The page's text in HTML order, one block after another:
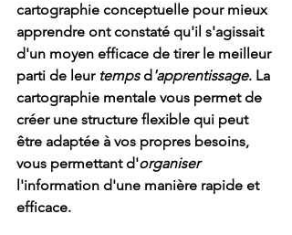
cartographie conceptuelle pour mieux
apprendre ont constaté qu'il s'agissait
d'un moyen efficace de tirer le meilleur
parti de leur temps d 'apprentissage. La
cartographie mentale vous permet de
créer une structure flexible qui peut
être adaptée à vos propres besoins,
vous permettant d'organiser
l'information d'une manière rapide et
efficace.